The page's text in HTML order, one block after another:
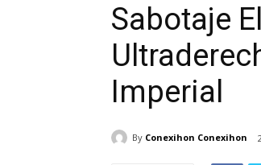
Sabotaje
Imperial
By Conexihon Conexihon